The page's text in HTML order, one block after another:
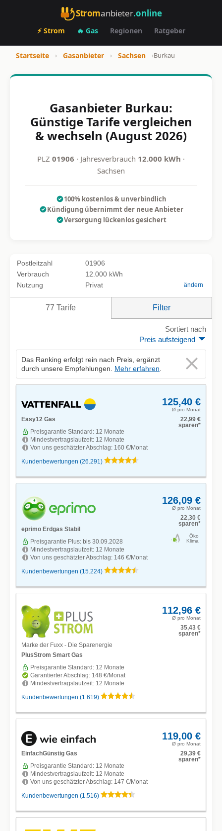
Stromanbieter.online
⚡ Strom 🔥 Gas Regionen Ratgeber
Startseite › Gasanbieter › Sachsen ›Burkau
Gasanbieter Burkau:
Günstige Tarife vergleichen
& wechseln (August 2026)
PLZ 01906 · Jahresverbrauch 12.000 kWh ·
Sachsen
100% kostenlos & unverbindlich
Kündigung übernimmt der neue Anbieter
Versorgung lückenlos gesichert